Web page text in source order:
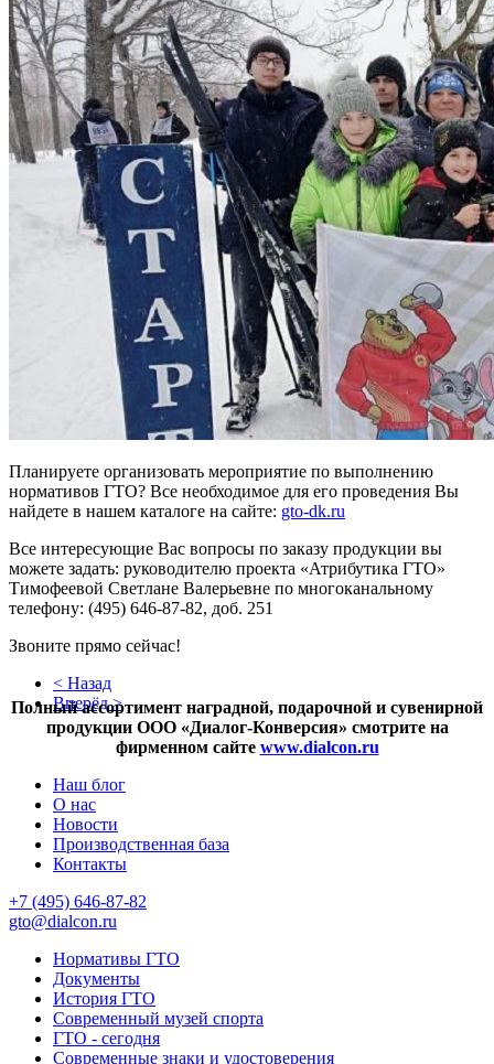
Планируете организовать мероприятие по выполнению
нормативов ГТО? Все необходимое для его проведения Вы
найдете в нашем каталоге на сайте: gto-dk.ru
Все интересующие Вас вопросы по заказу продукции вы
можете задать: руководителю проекта «Атрибутика ГТО»
Тимофеевой Светлане Валерьевне по многоканальному
телефону: (495) 646-87-82, доб. 251
Звоните прямо сейчас!
< Назад
Вперёд >
Полный ассортимент наградной, подарочной и сувенирной
продукции ООО «Диалог-Конверсия» смотрите на
фирменном сайте www.dialcon.ru
Наш блог
О нас
Новости
Производственная база
Контакты
+7 (495) 646-87-82
gto@dialcon.ru
Нормативы ГТО
Документы
История ГТО
Современный музей спорта
ГТО - сегодня
Современные знаки и удостоверения